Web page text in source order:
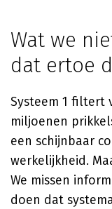
Wat we
dat ertoe
Systeem 1 filtert
miljoenen
een schijnbaar
werkelijkheid.
We missen
doen dat